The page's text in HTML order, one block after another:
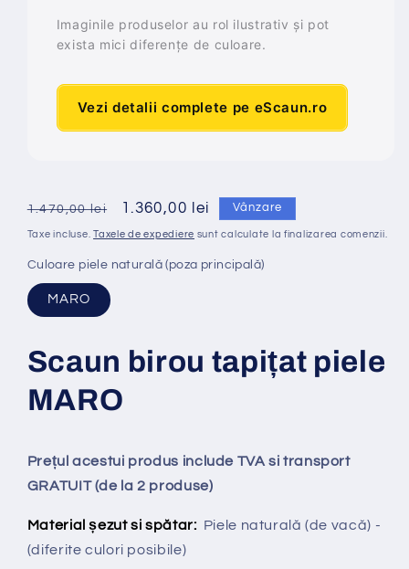
Imaginile produselor au rol ilustrativ și pot
exista mici diferențe de culoare.
Vezi detalii complete pe eScaun.ro
Preț
obișnuit
1.470,00 lei
Preț
redus
1.360,00 lei Vânzare
Taxe incluse.Taxele de expediere sunt calculate la finalizarea comenzii.
Culoare piele naturală (poza principală)
MARO
Scaun birou tapițat piele
MARO
Prețul acestui produs include TVA si transport
GRATUIT (de la 2 produse)
Material șezut si spătar: Piele naturală (de vacă) -
(diferite culori posibile)